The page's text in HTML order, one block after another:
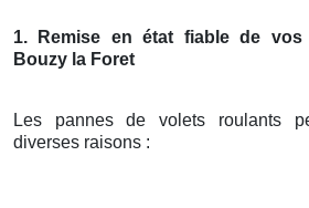
1. Remise en état fiable de
Bouzy la Foret
Les pannes de volets roulants
diverses raisons :